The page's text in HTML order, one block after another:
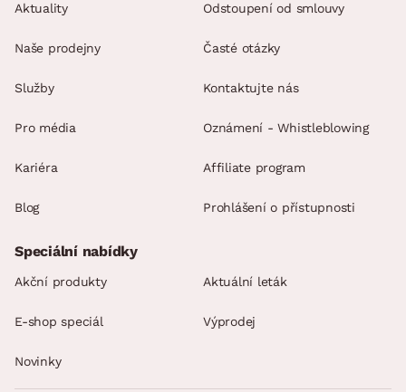
Aktuality
Naše prodejny
Služby
Pro média
Kariéra
Blog
Odstoupení od smlouvy
Časté otázky
Kontaktujte nás
Oznámení - Whistleblowing
Affiliate program
Prohlášení o přístupnosti
Speciální nabídky
Akční produkty Aktuální leták
E-shop speciál Výprodej
Novinky